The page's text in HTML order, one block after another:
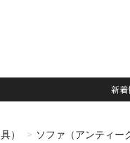
新着
） ソファ（アンティー